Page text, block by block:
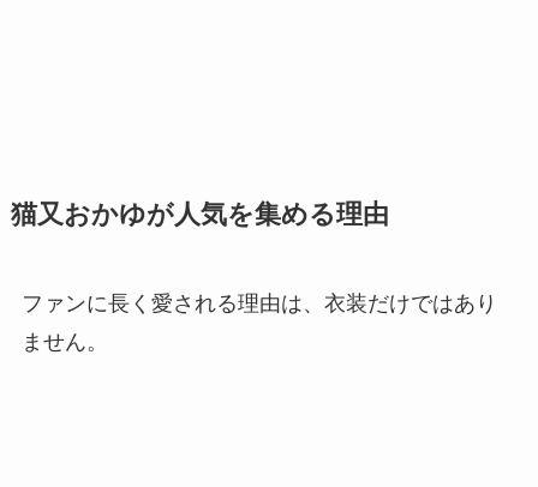
猫又おかゆが人気を集める理由
ファンに長く愛される理由は、衣装だけではあり
ません。